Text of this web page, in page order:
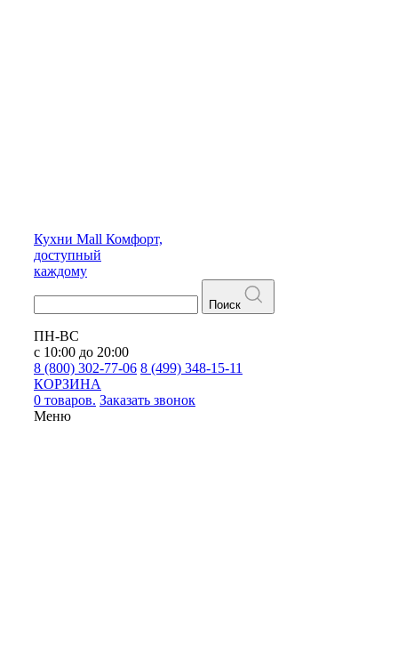
Кухни Mall Комфорт,
доступный
каждому
Поиск
ПН-ВС
с 10:00 до 20:00
8 (800) 302-77-06 8 (499) 348-15-11
КОРЗИНА
0 товаров. Заказать звонок
Меню